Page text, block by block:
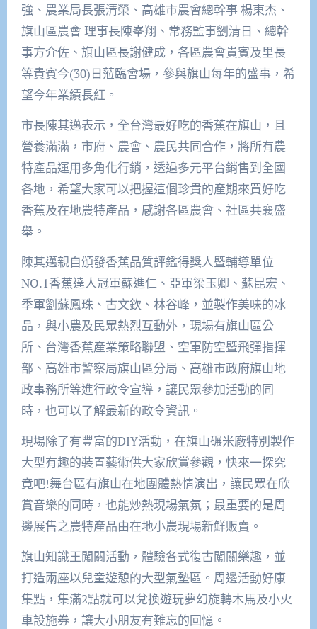
強、農業局長張清榮、高雄市農會總幹事 楊東杰、
旗山區農會 理事長陳峯翔、常務監事劉清日、總幹
事方介佐、旗山區長謝健成，各區農會貴賓及里長
等貴賓今(30)日蒞臨會場，參與旗山每年的盛事，希
望今年業績長紅。
市長陳其邁表示，全台灣最好吃的香蕉在旗山，且
營養滿滿，市府、農會、農民共同合作，將所有農
特產品運用多角化行銷，透過多元平台銷售到全國
各地，希望大家可以把握這個珍貴的產期來買好吃
香蕉及在地農特產品，感謝各區農會、社區共襄盛
舉。
陳其邁親自頒發香蕉品質評鑑得獎人暨輔導單位
NO.1香蕉達人冠軍蘇進仁、亞軍梁玉卿、蘇昆宏、
季軍劉蘇鳳珠、古文欽、林谷峰，並製作美味的冰
品，與小農及民眾熱烈互動外，現場有旗山區公
所、台灣香蕉產業策略聯盟、空軍防空暨飛彈指揮
部、高雄市警察局旗山區分局、高雄市政府旗山地
政事務所等進行政令宣導，讓民眾參加活動的同
時，也可以了解最新的政令資訊。
現場除了有豐富的DIY活動，在旗山碾米廠特別製作
大型有趣的裝置藝術供大家欣賞參觀，快來一探究
竟吧!舞台區有旗山在地團體熱情演出，讓民眾在欣
賞音樂的同時，也能炒熱現場氣氛；最重要的是周
邊展售之農特產品由在地小農現場新鮮販賣。
旗山知識王闖關活動，體驗各式復古闖關樂趣，並
打造兩座以兒童遊憩的大型氣墊區。周邊活動好康
集點，集滿2點就可以兌換遊玩夢幻旋轉木馬及小火
車設施券，讓大小朋友有難忘的回憶。